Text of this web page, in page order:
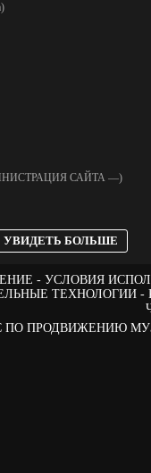
САЙТА —)
УВИДЕТЬ БОЛЬШЕ
УСЛОВИЯ
ТЕХНОЛОГИИ
ПО ПРОДВИЖЕНИЮ